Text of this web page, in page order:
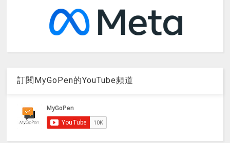
訂閱MyGoPen的YouTube頻道